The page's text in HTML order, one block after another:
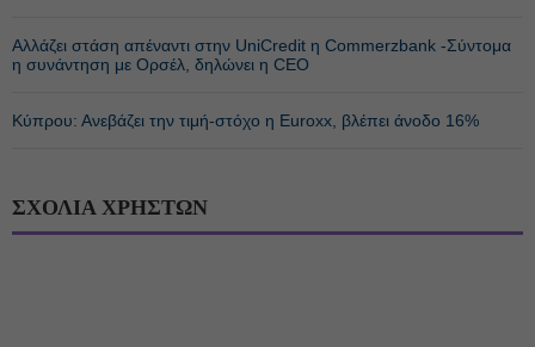
Αλλάζει στάση απέναντι στην UniCredit η Commerzbank -Σύντομα
η συνάντηση με Ορσέλ, δηλώνει η CEO
Κύπρου: Ανεβάζει την τιμή-στόχο η Euroxx, βλέπει άνοδο 16%
ΣΧΟΛΙΑ ΧΡΗΣΤΩΝ